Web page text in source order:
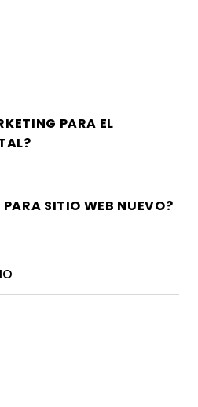
PARA EL
SITIO WEB NUEVO?